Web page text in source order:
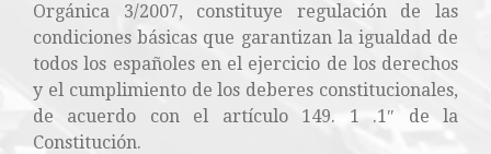
Orgánica 3/2007, constituye regulación de las
condiciones básicas que garantizan la igualdad de
todos los españoles en el ejercicio de los derechos
y el cumplimiento de los deberes constitucionales,
de acuerdo con el artículo 149. 1 .1″ de la
Constitución.